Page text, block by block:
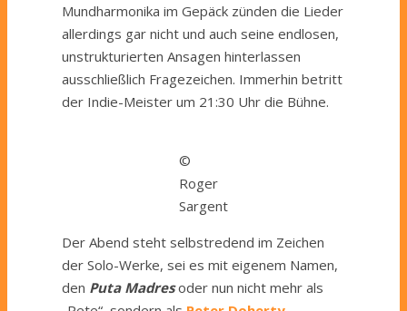
Mundharmonika im Gepäck zünden die Lieder
allerdings gar nicht und auch seine endlosen,
unstrukturierten Ansagen hinterlassen
ausschließlich Fragezeichen. Immerhin betritt
der Indie-Meister um 21:30 Uhr die Bühne.
©
Roger
Sargent
Der Abend steht selbstredend im Zeichen
der Solo-Werke, sei es mit eigenem Namen,
den Puta Madresoder nun nicht mehr als